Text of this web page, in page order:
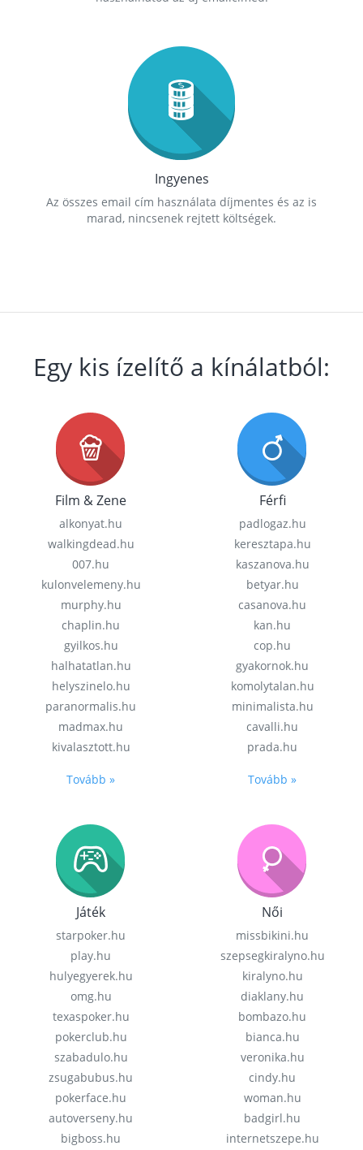
Ingyenes
Az összes email cím használata díjmentes és az is
marad, nincsenek rejtett költségek.
Egy kis ízelítő a kínálatból:
Film & Zene
alkonyat.hu
walkingdead.hu
007.hu
kulonvelemeny.hu
murphy.hu
chaplin.hu
gyilkos.hu
halhatatlan.hu
helyszinelo.hu
paranormalis.hu
madmax.hu
kivalasztott.hu
Tovább »
Férfi
padlogaz.hu
keresztapa.hu
kaszanova.hu
betyar.hu
casanova.hu
kan.hu
cop.hu
gyakornok.hu
komolytalan.hu
minimalista.hu
cavalli.hu
prada.hu
Tovább »
Játék
starpoker.hu
play.hu
hulyegyerek.hu
omg.hu
texaspoker.hu
pokerclub.hu
szabadulo.hu
zsugabubus.hu
pokerface.hu
autoverseny.hu
bigboss.hu
Női
missbikini.hu
szepsegkiralyno.hu
kiralyno.hu
diaklany.hu
bombazo.hu
bianca.hu
veronika.hu
cindy.hu
woman.hu
badgirl.hu
internetszepe.hu